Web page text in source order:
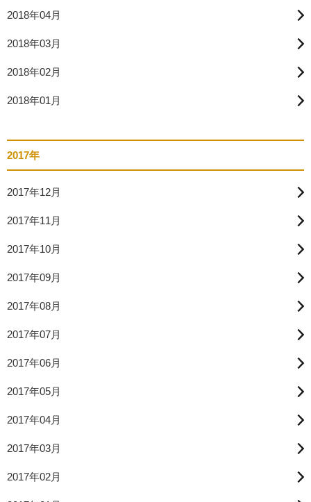
2018年04月
2018年03月
2018年02月
2018年01月
2017年
2017年12月
2017年11月
2017年10月
2017年09月
2017年08月
2017年07月
2017年06月
2017年05月
2017年04月
2017年03月
2017年02月